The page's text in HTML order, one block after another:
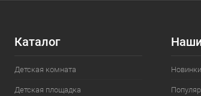
Каталог
Детская комната
Детская площадка
Новинки